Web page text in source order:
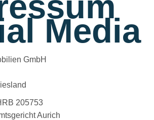
Media
GmbH
205753
Aurich